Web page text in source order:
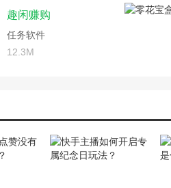
趣闲赚购
任务软件
12.3M